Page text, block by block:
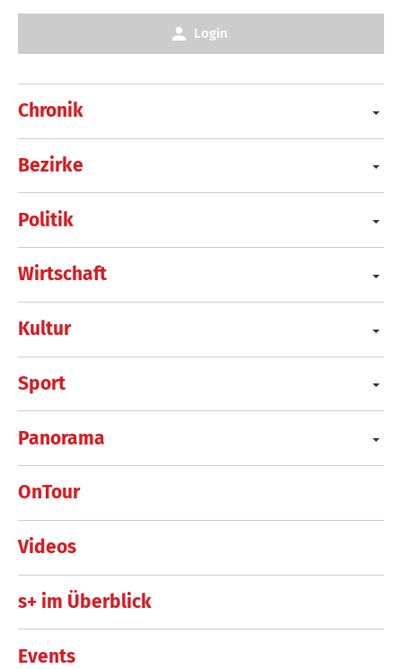
Chronik
Bezirke
Politik
Wirtschaft
Kultur
Sport
Panorama
OnTour
Videos
s+ im Überblick
Events
Login